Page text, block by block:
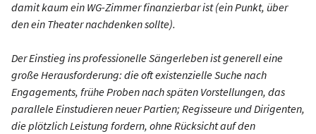
damit kaum ein WG-Zimmer finanzierbar ist (ein Punkt, über
den ein Theater nachdenken sollte).
Der Einstieg ins professionelle Sängerleben ist generell eine
große Herausforderung: die oft existenzielle Suche nach
Engagements, frühe Proben nach späten Vorstellungen, das
parallele Einstudieren neuer Partien; Regisseure und Dirigenten,
die plötzlich Leistung fordern, ohne Rücksicht auf den